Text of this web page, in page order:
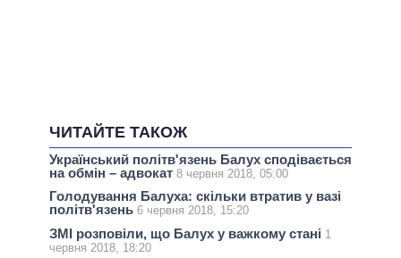
ЧИТАЙТЕ ТАКОЖ
Український політв'язень Балух сподівається
на обмін – адвокат 8 червня 2018, 05:00
Голодування Балуха: скільки втратив у вазі
політв'язень 6 червня 2018, 15:20
ЗМІ розповіли, що Балух у важкому стані 1
червня 2018, 18:20